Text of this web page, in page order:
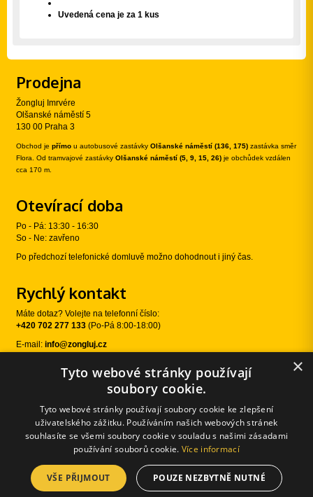
Uvedená cena je za 1 kus
Prodejna
Žongluj Imrvére
Olšanské náměstí 5
130 00 Praha 3
Obchod je přímo u autobusové zastávky Olšanské náměstí (136, 175) zastávka směr
Flora. Od tramvajové zastávky Olšanské náměstí (5, 9, 15, 26) je obchůdek vzdálen
cca 170 m.
Otevírací doba
Po - Pá: 13:30 - 16:30
So - Ne: zavřeno
Po předchozí telefonické domluvě možno dohodnout i jiný čas.
Rychlý kontakt
Máte dotaz? Volejte na telefonní číslo:
+420 702 277 133 (Po-Pá 8:00-18:00)
E-mail: info@zongluj.cz
Sledujte nás
© 2026 Žongluj.cz |
Používání cookies|
E-shopové řešení od:
×
Tyto webové stránky používají
soubory cookie.
Tyto webové stránky používají soubory cookie ke zlepšení
uživatelského zážitku. Používáním našich webových stránek
souhlasíte se všemi soubory cookie v souladu s našimi zásadami
používání souborů cookie. Více informací
VŠE PŘIJMOUT POUZE NEZBYTNĚ NUTNÉ